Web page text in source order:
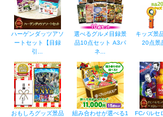
ハーゲンダッツアソ
ートセット【目録
引...
選べるグルメ目録景
品10点セット A3パ
ネ...
キッズ景
20点景
おもしろグッズ景品
組み合わせが選べる1
FCバルセ